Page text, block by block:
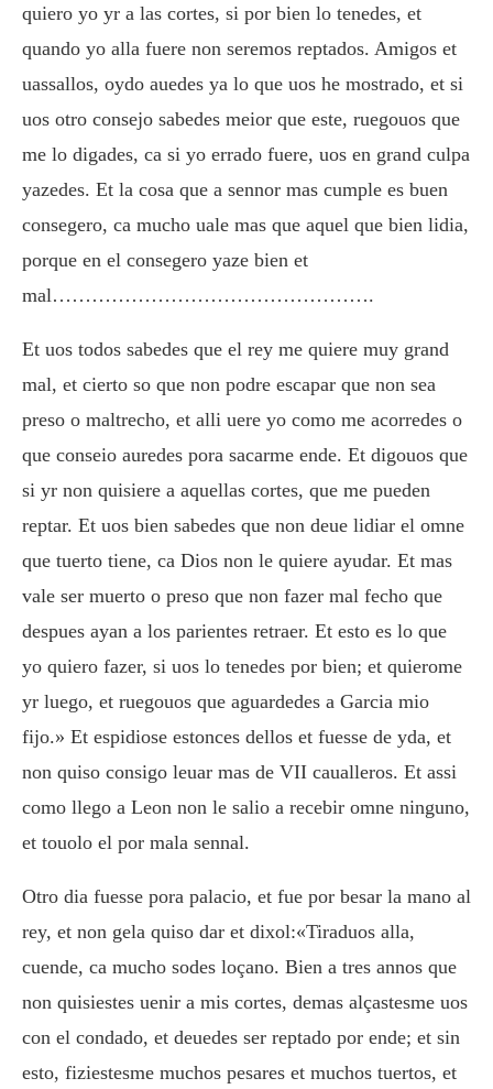
quiero yo yr a las cortes, si por bien lo tenedes, et
quando yo alla fuere non seremos reptados. Amigos et
uassallos, oydo auedes ya lo que uos he mostrado, et si
uos otro consejo sabedes meior que este, ruegouos que
me lo digades, ca si yo errado fuere, uos en grand culpa
yazedes. Et la cosa que a sennor mas cumple es buen
consegero, ca mucho uale mas que aquel que bien lidia,
porque en el consegero yaze bien et
mal………………………………………….
Et uos todos sabedes que el rey me quiere muy grand
mal, et cierto so que non podre escapar que non sea
preso o maltrecho, et alli uere yo como me acorredes o
que conseio auredes pora sacarme ende. Et digouos que
si yr non quisiere a aquellas cortes, que me pueden
reptar. Et uos bien sabedes que non deue lidiar el omne
que tuerto tiene, ca Dios non le quiere ayudar. Et mas
vale ser muerto o preso que non fazer mal fecho que
despues ayan a los parientes retraer. Et esto es lo que
yo quiero fazer, si uos lo tenedes por bien; et quierome
yr luego, et ruegouos que aguardedes a Garcia mio
fijo.» Et espidiose estonces dellos et fuesse de yda, et
non quiso consigo leuar mas de VII caualleros. Et assi
como llego a Leon non le salio a recebir omne ninguno,
et touolo el por mala sennal.
Otro dia fuesse pora palacio, et fue por besar la mano al
rey, et non gela quiso dar et dixol:«Tiraduos alla,
cuende, ca mucho sodes loçano. Bien a tres annos que
non quisiestes uenir a mis cortes, demas alçastesme uos
con el condado, et deuedes ser reptado por ende; et sin
esto, fiziestesme muchos pesares et muchos tuertos, et